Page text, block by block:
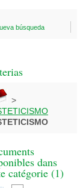
búsqueda
>
dans
catégorie (1)